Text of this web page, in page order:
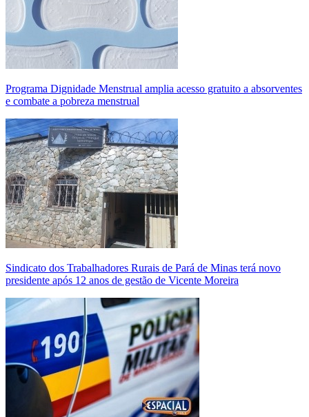
Programa Dignidade Menstrual amplia acesso gratuito a absorventes
e combate a pobreza menstrual
Sindicato dos Trabalhadores Rurais de Pará de Minas terá novo
presidente após 12 anos de gestão de Vicente Moreira